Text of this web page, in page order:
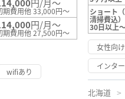
円/月～
期費用他 33,000円～
円/月～
期費用他 27,500円～
wifiあり
ショート
清掃費込）
30日以上
女性向け
インタ
北海道